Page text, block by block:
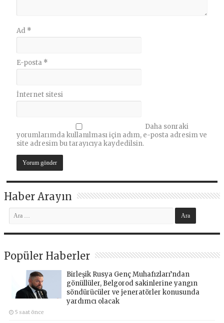
Ad *
E-posta *
İnternet sitesi
Daha sonraki
yorumlarımda kullanılması için adım, e-posta adresim ve
site adresim bu tarayıcıya kaydedilsin.
Haber Arayın
Popüler Haberler
Birleşik Rusya Genç Muhafızları’ndan
gönüllüler, Belgorod sakinlerine yangın
söndürücüler ve jeneratörler konusunda
yardımcı olacak
5 saat önce